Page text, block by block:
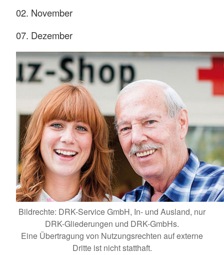
02. November
07. Dezember
Bildrechte: DRK-Service GmbH, In- und Ausland, nur
DRK-Gliederungen und DRK-GmbHs.
Eine Übertragung von Nutzungsrechten auf externe
Dritte ist nicht statthaft.